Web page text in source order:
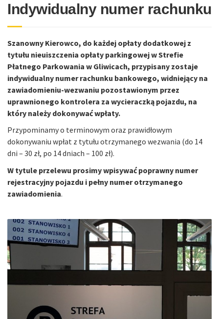
Indywidualny numer rachunku
Szanowny Kierowco, do każdej opłaty dodatkowej z
tytułu nieuiszczenia opłaty parkingowej w Strefie
Płatnego Parkowania w Gliwicach, przypisany zostaje
indywidualny numer rachunku bankowego, widniejący na
zawiadomieniu-wezwaniu pozostawionym przez
uprawnionego kontrolera za wycieraczką pojazdu, na
który należy dokonywać wpłaty.
Przypominamy o terminowym oraz prawidłowym
dokonywaniu wpłat z tytułu otrzymanego wezwania (do 14
dni – 30 zł, po 14 dniach – 100 zł).
W tytule przelewu prosimy wpisywać poprawny numer
rejestracyjny pojazdu i pełny numer otrzymanego
zawiadomienia.